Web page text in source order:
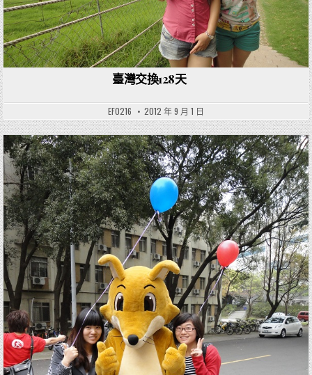
臺灣交換128天
EF0216 2012 年 9 月 1 日
Posted in